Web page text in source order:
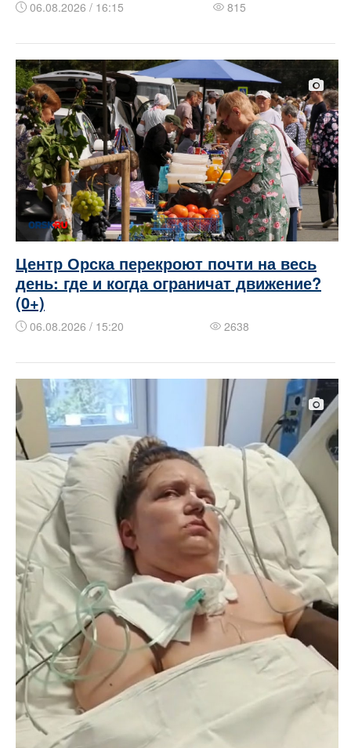
06.08.2026 / 16:15 815
Центр Орска перекроют почти на весь
день: где и когда ограничат движение?
(0+)
06.08.2026 / 15:20 2638